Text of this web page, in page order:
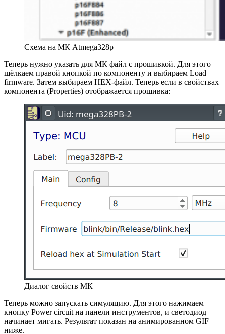
Схема на МК Atmega328p
Теперь нужно указать для МК файл с прошивкой. Для этого
щёлкаем правой кнопкой по компоненту и выбираем Load
firmware. Затем выбираем HEX-файл. Теперь если в свойствах
компонента (Properties) отображается прошивка:
Диалог свойств МК
Теперь можно запускать симуляцию. Для этого нажимаем
кнопку Power circuit на панели инструментов, и светодиод
начинает мигать. Результат показан на анимированном GIF
ниже.